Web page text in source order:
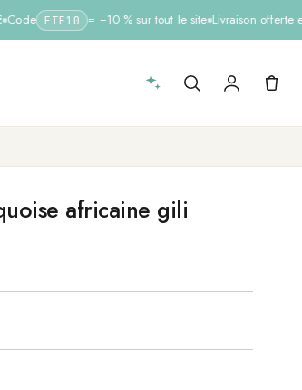
Code ETE10 = −10 % sur tout le site Livraison offerte
africaine gili